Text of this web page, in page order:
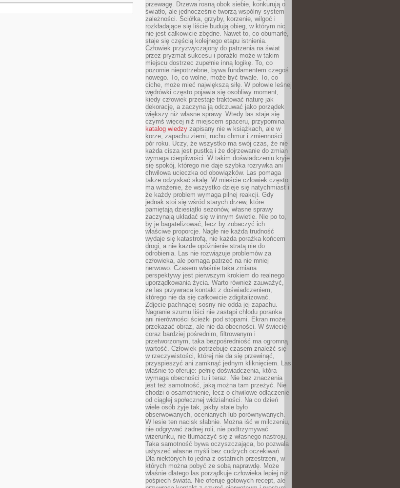
przewagę. Drzewa rosną obok siebie, konkurują o
światło, ale jednocześnie tworzą wspólny system
zależności. Ściółka, grzyby, korzenie, wilgoć i
rozkładające się liście budują obieg, w którym nic
nie jest całkowicie zbędne. Nawet to, co obumarłe,
staje się częścią kolejnego etapu istnienia.
Człowiek przyzwyczajony do patrzenia na świat
przez pryzmat sukcesu i porażki może w takim
miejscu dostrzec zupełnie inną logikę. To, co
pozornie niepotrzebne, bywa fundamentem czegoś
nowego. To, co wolne, może być trwałe. To, co
ciche, może mieć największą siłę. W połowie leśnej
wędrówki często pojawia się osobliwy moment,
kiedy człowiek przestaje traktować naturę jak
dekorację, a zaczyna ją odczuwać jako porządek
większy niż własne sprawy. Wtedy las staje się
czymś więcej niż miejscem spaceru, przypomina
katalog wiedzy zapisany nie w książkach, ale w
korze, zapachu ziemi, ruchu chmur i zmienności
pór roku. Uczy, że wszystko ma swój czas, że nie
każda cisza jest pustką i że dojrzewanie do zmian
wymaga cierpliwości. W takim doświadczeniu kryje
się spokój, którego nie daje szybka rozrywka ani
chwilowa ucieczka od obowiązków. Las pomaga
także odzyskać skalę. W mieście człowiek często
ma wrażenie, że wszystko dzieje się natychmiast i
że każdy problem wymaga pilnej reakcji. Gdy
jednak stoi się wśród starych drzew, które
pamiętają dziesiątki sezonów, własne sprawy
zaczynają układać się w innym świetle. Nie po to,
by je bagatelizować, lecz by zobaczyć ich
właściwe proporcje. Nagle nie każda trudność
wydaje się katastrofą, nie każda porażka końcem
drogi, a nie każde opóźnienie stratą nie do
odrobienia. Las nie rozwiązuje problemów za
człowieka, ale pomaga patrzeć na nie mniej
nerwowo. Czasem właśnie taka zmiana
perspektywy jest pierwszym krokiem do realnego
uporządkowania życia. Warto również zauważyć,
że las przywraca kontakt z doświadczeniem,
którego nie da się całkowicie zdigitalizować.
Zdjęcie pachnącej sosny nie odda jej zapachu.
Nagranie szumu liści nie zastąpi chłodu poranka
ani nierówności ścieżki pod stopami. Ekran może
przekazać obraz, ale nie da obecności. W świecie
coraz bardziej pośrednim, filtrowanym i
przetworzonym, taka bezpośredniość ma ogromną
wartość. Człowiek potrzebuje czasem znaleźć się
w rzeczywistości, której nie da się przewinąć,
przyspieszyć ani zamknąć jednym kliknięciem. Las
właśnie to oferuje: pełnię doświadczenia, która
wymaga obecności tu i teraz. Nie bez znaczenia
jest też samotność, jaką można tam przeżyć. Nie
chodzi o osamotnienie, lecz o chwilowe odłączenie
od ciągłej społecznej widzialności. Na co dzień
wiele osób żyje tak, jakby stale było
obserwowanych, ocenianych lub porównywanych.
W lesie ten nacisk słabnie. Można iść w milczeniu,
nie odgrywać żadnej roli, nie podtrzymywać
wizerunku, nie tłumaczyć się z własnego nastroju.
Taka samotność bywa oczyszczająca, bo pozwala
usłyszeć własne myśli bez cudzych oczekiwań.
Dla niektórych to jedna z ostatnich przestrzeni, w
których można pobyć ze sobą naprawdę. Może
właśnie dlatego las porządkuje człowieka lepiej niż
pośpiech świata. Nie oferuje gotowych recept, ale